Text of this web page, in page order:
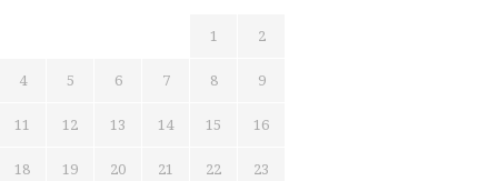
1 2
4 5 6 7 8 9
11 12 13 14 15 16
18 19 20 21 22 23